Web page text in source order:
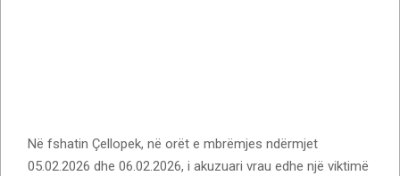
Në fshatin Çellopek, në orët e mbrëmjes ndërmjet
05.02.2026 dhe 06.02.2026, i akuzuari vrau edhe një viktimë